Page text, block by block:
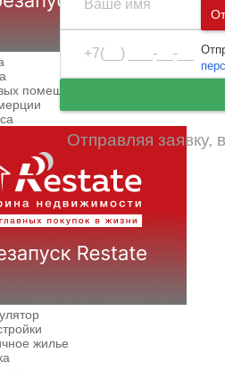
помещений
жилье
Москва
Отправляя заявку,